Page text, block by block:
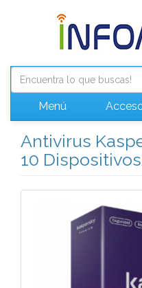
Menú
Antivirus
10